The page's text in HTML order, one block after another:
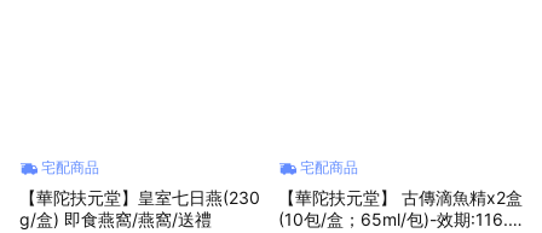
宅配商品
【華陀扶元堂】皇室七日燕(230
g/盒) 即食燕窩/燕窩/送禮
宅配商品
【華陀扶元堂】 古傳滴魚精x2盒
(10包/盒；65ml/包)-效期:116.0